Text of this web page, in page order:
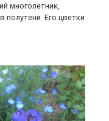
многолетник,
полутени. Его цветки